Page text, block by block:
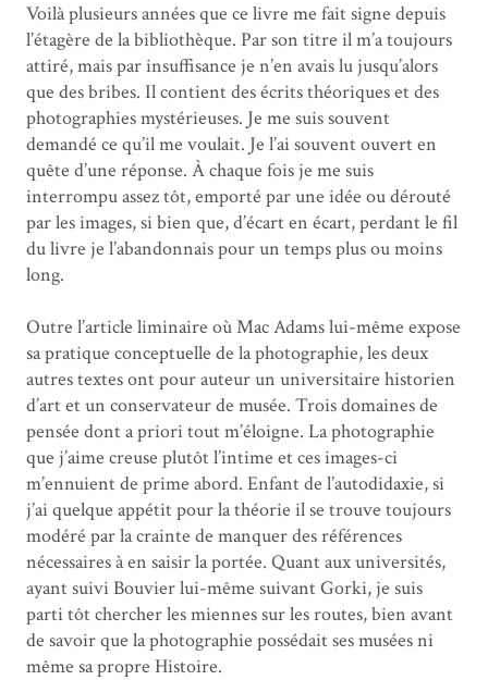
Voilà plusieurs années que ce livre me fait signe depuis
l’étagère de la bibliothèque. Par son titre il m’a toujours
attiré, mais par insuffisance je n’en avais lu jusqu’alors
que des bribes. Il contient des écrits théoriques et des
photographies mystérieuses. Je me suis souvent
demandé ce qu’il me voulait. Je l’ai souvent ouvert en
quête d’une réponse. À chaque fois je me suis
interrompu assez tôt, emporté par une idée ou dérouté
par les images, si bien que, d’écart en écart, perdant le fil
du livre je l’abandonnais pour un temps plus ou moins
long.
Outre l’article liminaire où Mac Adams lui-même expose
sa pratique conceptuelle de la photographie, les deux
autres textes ont pour auteur un universitaire historien
d’art et un conservateur de musée. Trois domaines de
pensée dont a priori tout m’éloigne. La photographie
que j’aime creuse plutôt l’intime et ces images-ci
m’ennuient de prime abord. Enfant de l’autodidaxie, si
j’ai quelque appétit pour la théorie il se trouve toujours
modéré par la crainte de manquer des références
nécessaires à en saisir la portée. Quant aux universités,
ayant suivi Bouvier lui-même suivant Gorki, je suis
parti tôt chercher les miennes sur les routes, bien avant
de savoir que la photographie possédait ses musées ni
même sa propre Histoire.